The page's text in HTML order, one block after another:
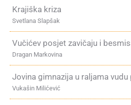
Krajiška kriza
Svetlana Slapšak
Vučićev posjet zavičaju i
Dragan Markovina
Jovina gimnazija u raljama
Vukašin Milićević